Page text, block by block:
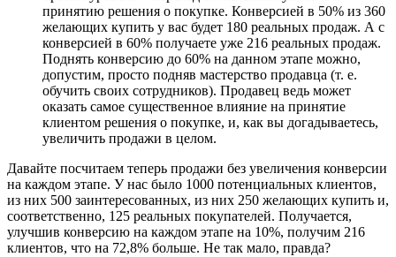
принятию решения о покупке. Конверсией в 50% из 360
желающих купить у вас будет 180 реальных продаж. А с
конверсией в 60% получаете уже 216 реальных продаж.
Поднять конверсию до 60% на данном этапе можно,
допустим, просто подняв мастерство продавца (т. е.
обучить своих сотрудников). Продавец ведь может
оказать самое существенное влияние на принятие
клиентом решения о покупке, и, как вы догадываетесь,
увеличить продажи в целом.
Давайте посчитаем теперь продажи без увеличения конверсии
на каждом этапе. У нас было 1000 потенциальных клиентов,
из них 500 заинтересованных, из них 250 желающих купить и,
соответственно, 125 реальных покупателей. Получается,
улучшив конверсию на каждом этапе на 10%, получим 216
клиентов, что на 72,8% больше. Не так мало, правда?